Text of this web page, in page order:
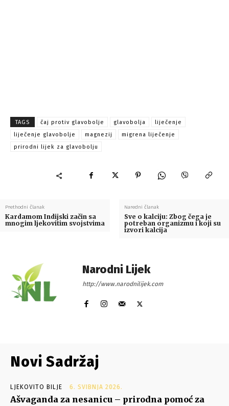
TAGS čaj protiv glavobolje glavobolja
liječenje
liječenje glavobolje
magnezij
migrena liječenje
prirodni lijek za glavobolju
Prethodni članak
Kardamom Indijski začin sa
mnogim ljekovitim svojstvima
Naredni članak
Sve o kalciju: Zbog čega je
potreban organizmu i koji su
izvori kalcija
Narodni Lijek
http://www.narodnilijek.com
Novi Sadržaj
LJEKOVITO BILJE 6. SVIBNJA 2026.
Ašvaganda za nesanicu – prirodna pomoć za